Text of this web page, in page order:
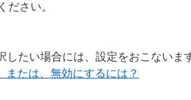
ださい。
たい場合には、設定をおこないま
または、無効にするには？